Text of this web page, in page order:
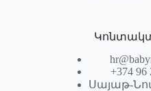
+374 96
Սայաթ-